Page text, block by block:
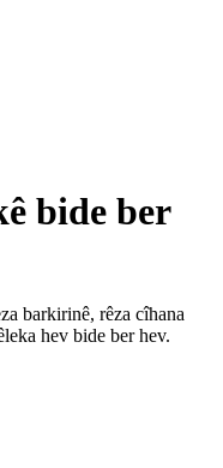
bide ber
barkirinê, rêza cîhana
hev bide ber hev.